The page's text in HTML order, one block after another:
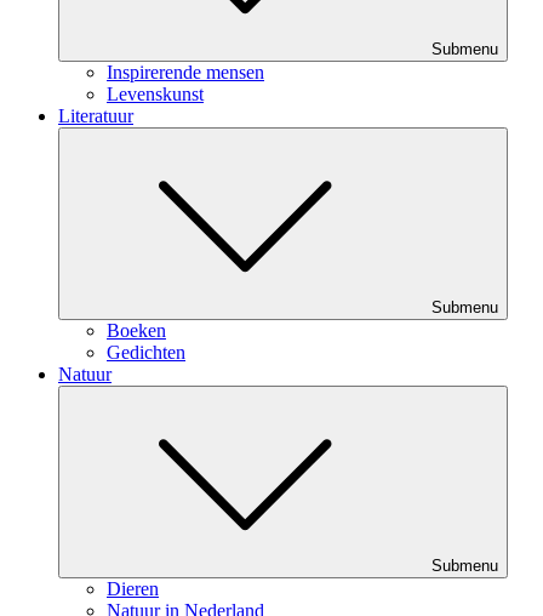
Submenu
Inspirerende mensen
Levenskunst
Literatuur
Submenu
Boeken
Gedichten
Natuur
Submenu
Dieren
Natuur in Nederland